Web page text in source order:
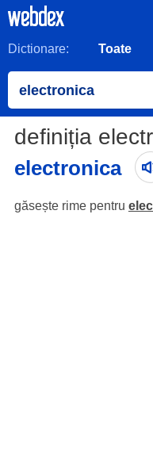
Dictionare: Toate
definiția
electronica
găsește rime pentru